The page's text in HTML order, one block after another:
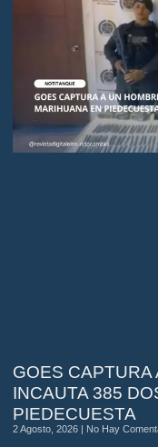
GOES CAPTURA
INCAUTA 385
PIEDECUESTA
2 Agosto, 2026 No Hay